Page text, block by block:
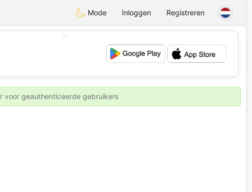
Mode Inloggen Registreren
💕
voor geauthenticeerde gebruikers